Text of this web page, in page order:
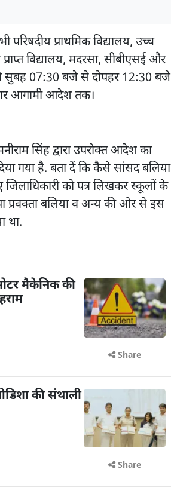
प्राथमिक विद्यालय, उच्च
प्राप्त विद्यालय, मदरसा, सीबीएसई और
सुबह 07:30 बजे से दोपहर 12:30 बजे
आगामी आदेश तक।
सिंह द्वारा उपरोक्त आदेश का
गया है. बता दें कि कैसे सांसद बलिया
जिलाधिकारी को पत्र लिखकर स्कूलों के
प्रवक्ता बलिया व अन्य की ओर से इस
था.
मैकेनिक की
Share
की संथाली
Share